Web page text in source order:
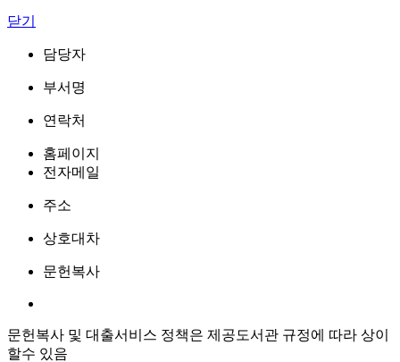
닫기
담당자
부서명
연락처
홈페이지
전자메일
주소
상호대차
문헌복사
문헌복사 및 대출서비스 정책은 제공도서관 규정에 따라 상이
할수 있음